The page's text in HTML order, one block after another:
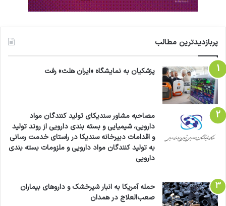
پربازدیدترین مطالب
پزشکیان به نمایشگاه «ایران هلث» رفت
مصاحبه مشاور سندیکای تولید کنندگان مواد
دارویی، شیمیایی و بسته بندی دارویی از روند تولید
و اقدامات دبیرخانه سندیکا در راستای خدمت رسانی
به تولید کنندگان مواد دارویی و ملزومات بسته بندی
دارویی
حمله آمریکا به انبار شیرخشک و داروهای بیماران
صعب‌العلاج در همدان